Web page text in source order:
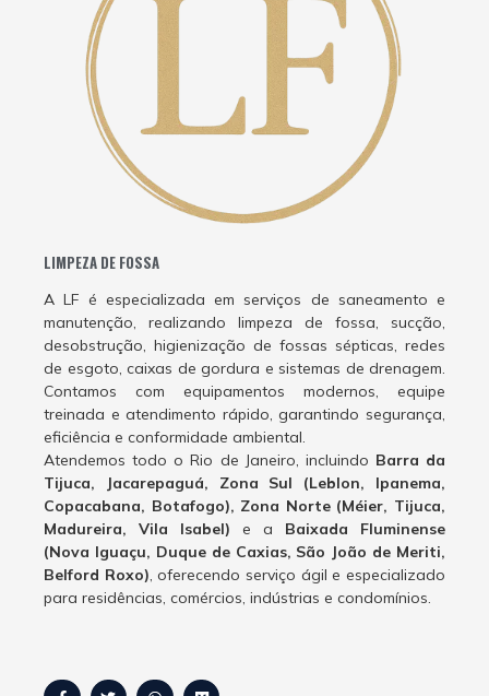
LIMPEZA DE FOSSA
A LF é especializada em serviços de saneamento e
manutenção, realizando limpeza de fossa, sucção,
desobstrução, higienização de fossas sépticas, redes
de esgoto, caixas de gordura e sistemas de drenagem.
Contamos com equipamentos modernos, equipe
treinada e atendimento rápido, garantindo segurança,
eficiência e conformidade ambiental.
Atendemos todo o Rio de Janeiro, incluindo Barra da
Tijuca, Jacarepaguá, Zona Sul (Leblon, Ipanema,
Copacabana, Botafogo), Zona Norte (Méier, Tijuca,
Madureira, Vila Isabel) e a Baixada Fluminense
(Nova Iguaçu, Duque de Caxias, São João de Meriti,
Belford Roxo), oferecendo serviço ágil e especializado
para residências, comércios, indústrias e condomínios.